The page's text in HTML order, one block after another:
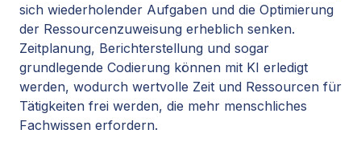
sich wiederholender Aufgaben und die Optimierung
der Ressourcenzuweisung erheblich senken.
Zeitplanung, Berichterstellung und sogar
grundlegende Codierung können mit KI erledigt
werden, wodurch wertvolle Zeit und Ressourcen für
Tätigkeiten frei werden, die mehr menschliches
Fachwissen erfordern.